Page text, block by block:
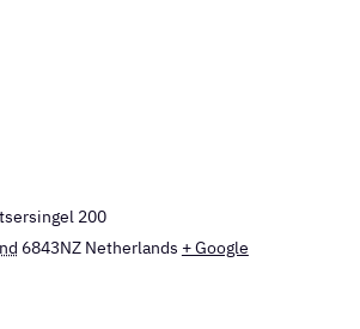
200
6843NZ Netherlands + Google